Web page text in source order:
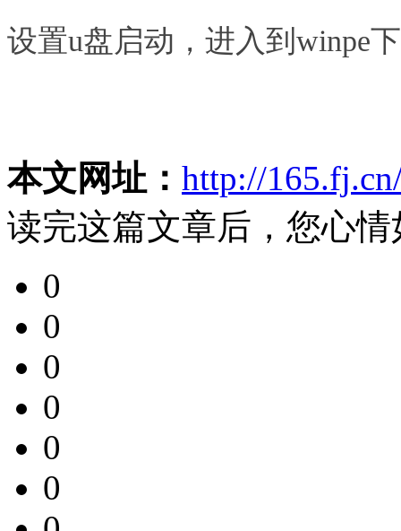
设置u盘启动，进入到winpe
本文网址： http://
读完这篇文章后，您心情
0
0
0
0
0
0